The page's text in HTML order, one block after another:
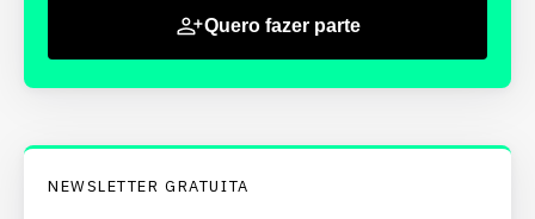
Quero fazer parte
NEWSLETTER GRATUITA